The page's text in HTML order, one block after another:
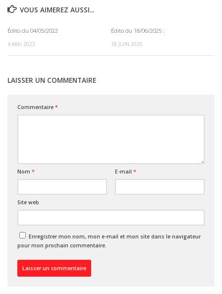
VOUS AIMEREZ AUSSI...
Édito du 04/05/2022
4 MAI 2022
Édito du 18/06/2025 :
18 JUIN 2025
LAISSER UN COMMENTAIRE
Commentaire *
Nom * E-mail *
Site web
Enregistrer mon nom, mon e-mail et mon site dans le navigateur
pour mon prochain commentaire.